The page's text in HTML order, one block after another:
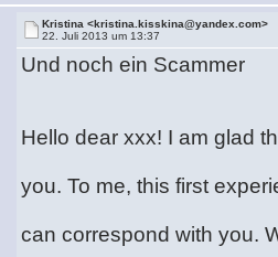
Kristina <kristina.kisskina@yandex.com>
22. Juli 2013 um 13:37
Und noch ein Scammer
Hello dear xxx! I am glad
you. To me, this first
can correspond with you.